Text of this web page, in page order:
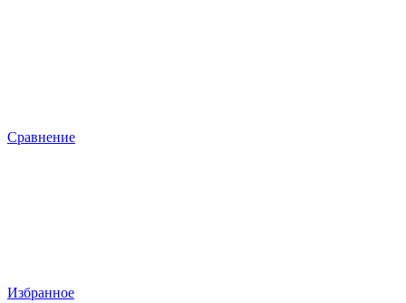
Сравнение
Избранное